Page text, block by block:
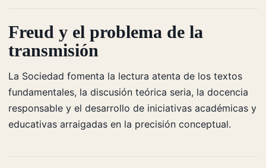
Freud y el problema de la
transmisión
La Sociedad fomenta la lectura atenta de los textos
fundamentales, la discusión teórica seria, la docencia
responsable y el desarrollo de iniciativas académicas y
educativas arraigadas en la precisión conceptual.